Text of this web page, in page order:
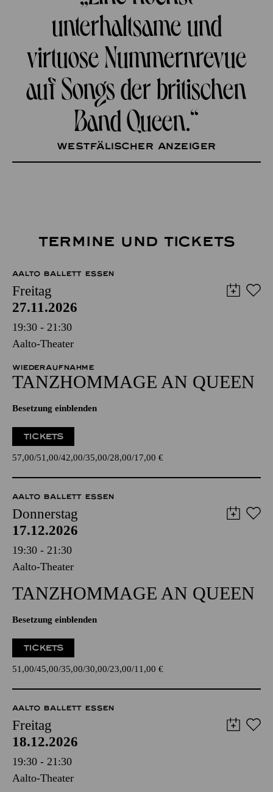
unterhaltsame und
virtuose Nummernrevue
auf Songs der britischen
Band Queen.“
Westfälischer Anzeiger
TERMINE UND TICKETS
AALTO BALLETT ESSEN
Freitag
27.11.2026
19:30 - 21:30
Aalto-Theater
WIEDERAUFNAHME
TANZ­HOMMAGE AN QUEEN
Besetzung einblenden
TICKETS
57,00 51,00 42,00 35,00 28,00 17,00 €
AALTO BALLETT ESSEN
Donnerstag
17.12.2026
19:30 - 21:30
Aalto-Theater
TANZ­HOMMAGE AN QUEEN
Besetzung einblenden
TICKETS
51,00 45,00 35,00 30,00 23,00 11,00 €
AALTO BALLETT ESSEN
Freitag
18.12.2026
19:30 - 21:30
Aalto-Theater